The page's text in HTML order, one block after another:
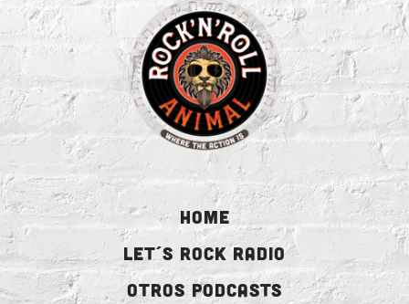
HOME
LET´S ROCK RADIO
OTROS PODCASTS